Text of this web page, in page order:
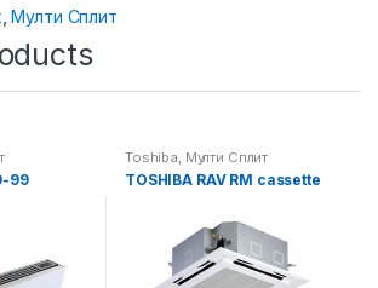
,Мулти Сплит
99
Toshiba, Мулти Сплит
TOSHIBA RAV RM cassette